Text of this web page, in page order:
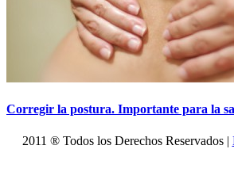
Corregir la postura. Importante para la
2011 ® Todos los Derechos Reservados |